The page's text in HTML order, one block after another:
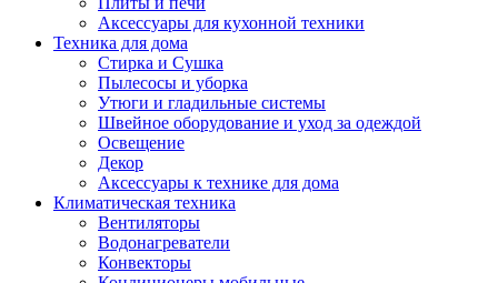
Аксессуары для кухонной техники
Техника для дома
Стирка и Сушка
Пылесосы и уборка
Утюги и гладильные системы
Швейное оборудование и уход за одеждой
Освещение
Декор
Аксессуары к технике для дома
Климатическая техника
Вентиляторы
Водонагреватели
Конвекторы